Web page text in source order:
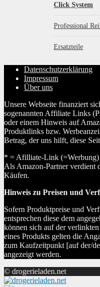
Click System
Professional
Ersatzteile
Datenschutzerklärung
Impressum
Über uns
Unsere Webseite finanziert
sogenannten Affiliate Links
oder einem Hinweis auf
Produktlinks bzw.
Betrag, der uns hilft, diese
* = Afilliate-Link (=Werbung)
Als Amazon-Partner verdient
Käufen.
Hinweis zu Preisen und
Sofern Produktpreise und
entsprechen diese dem
können sich auf der
eines Produkts gelten die
zum Kaufzeitpunkt [auf der/
angezeigt werden.
© drogerieladen.net